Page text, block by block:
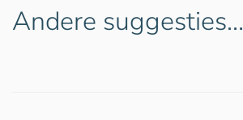
Andere suggesties…